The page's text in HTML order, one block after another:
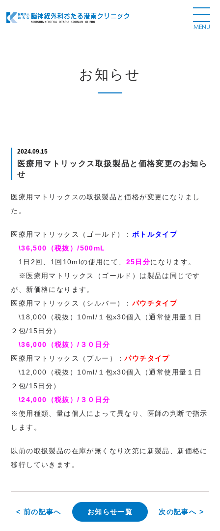
お知らせ
2024.09.15
医療用マトリックス取扱製品と価格変更のお知ら
せ
医療用マトリックスの取扱製品と価格が変更になりまし
た。
医療用マトリックス（ゴールド）： ボトルタイプ
\36,500（税抜）/500mL
1日2回、1回10mlの使用にて、 25日分になります。
※医療用マトリックス（ゴールド）は製品は同じです
が、新価格になります。
医療用マトリックス（シルバー）： パウチタイプ
\18,000（税抜）10ml/１包x30個入（通常使用量１日
２包/15日分）
\36,000（税抜）/３０日分
医療用マトリックス（ブルー）：パウチタイプ
\12,000（税抜）10ml/１包x30個入（通常使用量１日
２包/15日分）
\24,000（税抜）/３０日分
※使用種類、量は個人によって異なり、医師の判断で指示
します。
以前の取扱製品の在庫が無くなり次第に新製品、新価格に
移行していきます。
< 前の記事へ お知らせ一覧 次の記事へ >